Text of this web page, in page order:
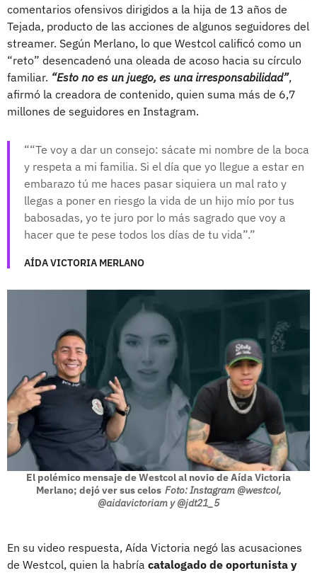
comentarios ofensivos dirigidos a la hija de 13 años de
Tejada, producto de las acciones de algunos seguidores del
streamer. Según Merlano, lo que Westcol calificó como un
“reto” desencadenó una oleada de acoso hacia su círculo
familiar. “Esto no es un juego, es una irresponsabilidad”,
afirmó la creadora de contenido, quien suma más de 6,7
millones de seguidores en Instagram.
“Te voy a dar un consejo: sácate mi nombre de la boca
y respeta a mi familia. Si el día que yo llegue a estar en
embarazo tú me haces pasar siquiera un mal rato y
llegas a poner en riesgo la vida de un hijo mío por tus
babosadas, yo te juro por lo más sagrado que voy a
hacer que te pese todos los días de tu vida”.
AÍDA VICTORIA MERLANO
El polémico mensaje de Westcol al novio de Aída Victoria
Merlano; dejó ver sus celos Foto: Instagram @westcol,
@aidavictoriam y @jdt21_5
En su video respuesta, Aída Victoria negó las acusaciones
de Westcol, quien la habría catalogado de oportunista y